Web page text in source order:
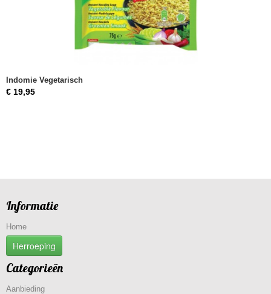
Indomie Vegetarisch
€ 19,95
Informatie
Home
Herroeping
Categorieën
Aanbieding